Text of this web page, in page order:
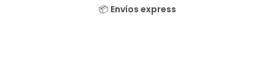
📦 Envíos express